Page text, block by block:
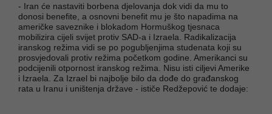
- Iran će nastaviti borbena djelovanja dok vidi da mu to
donosi benefite, a osnovni benefit mu je što napadima na
američke saveznike i blokadom Hormuškog tjesnaca
mobilizira cijeli svijet protiv SAD-a i Izraela. Radikalizacija
iranskog režima vidi se po pogubljenjima studenata koji su
prosvjedovali protiv režima početkom godine. Amerikanci su
podcijenili otpornost iranskog režima. Nisu isti ciljevi Amerike
i Izraela. Za Izrael bi najbolje bilo da dođe do građanskog
rata u Iranu i uništenja države - ističe Redžepović te dodaje: